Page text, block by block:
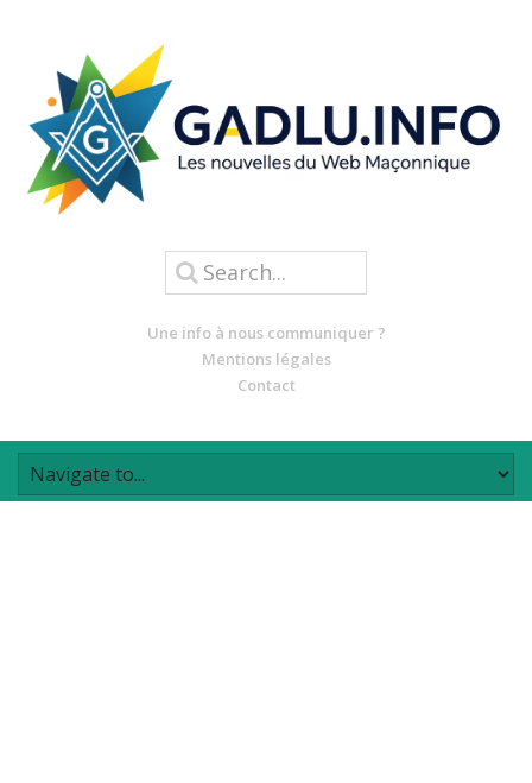
Une info à nous communiquer ?
Mentions légales
Contact